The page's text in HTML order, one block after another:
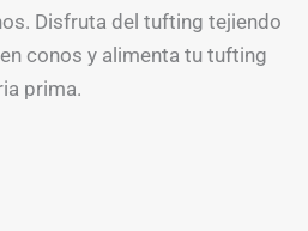
Disfruta del tufting tejiendo
conos y alimenta tu tufting
prima.